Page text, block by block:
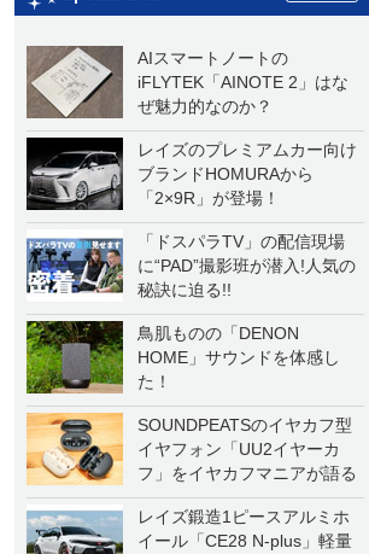
AIスマートノートの
iFLYTEK「AINOTE 2」はな
ぜ魅力的なのか？
レイズのプレミアムカー向け
ブランドHOMURAから
「2×9R」が登場！
「ドスパラTV」の配信現場
に“PAD”撮影班が潜入!人気の
秘訣に迫る!!
鳥肌ものの「DENON
HOME」サウンドを体感し
た！
SOUNDPEATSのイヤカフ型
イヤフォン「UU2イヤーカ
フ」をイヤカフマニアが語る
レイズ鍛造1ピースアルミホ
イール「CE28 N-plus」軽量